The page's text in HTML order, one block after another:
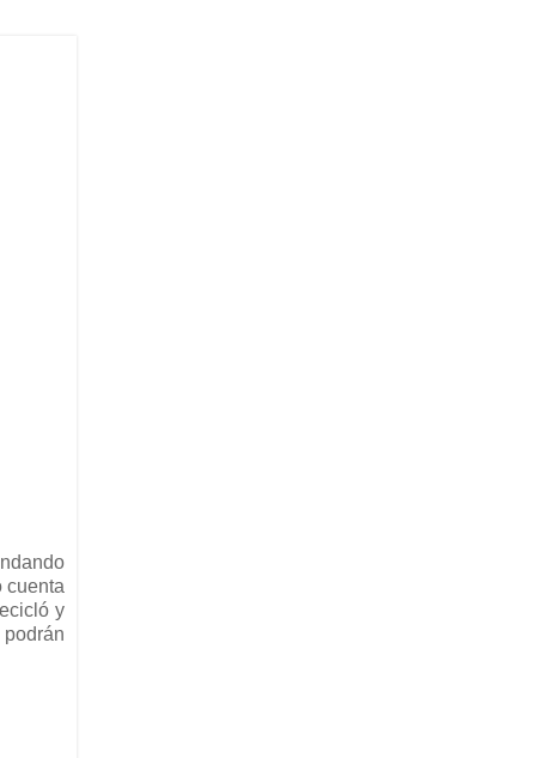
cuenta
y